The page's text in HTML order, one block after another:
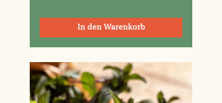
In den Warenkorb